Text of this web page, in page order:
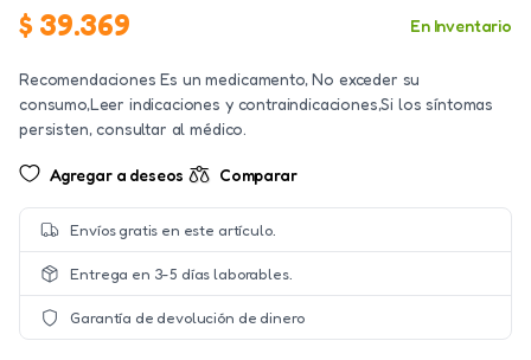
$39.369 En Inventario
Recomendaciones Es un medicamento, No exceder su
consumo,Leer indicaciones y contraindicaciones,Si los síntomas
persisten, consultar al médico.
Agregar a deseos Comparar
Envíos gratis en este artículo.
Entrega en 3-5 días laborables.
Garantía de devolución de dinero